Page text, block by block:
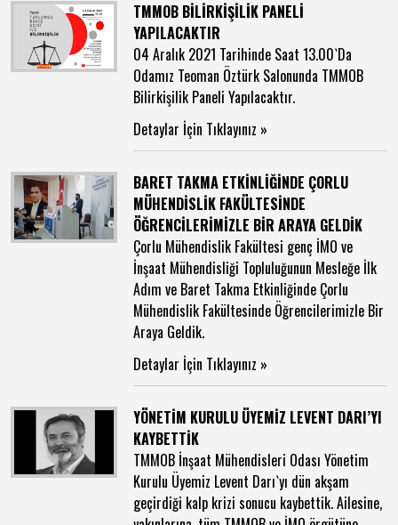
TMMOB BİLİRKİŞİLİK PANELİ
YAPILACAKTIR
04 Aralık 2021 Tarihinde Saat 13.00`Da
Odamız Teoman Öztürk Salonunda TMMOB
Bilirkişilik Paneli Yapılacaktır.
Detaylar İçin Tıklayınız »
BARET TAKMA ETKİNLİĞİNDE ÇORLU
MÜHENDİSLİK FAKÜLTESİNDE
ÖĞRENCİLERİMİZLE BİR ARAYA GELDİK
Çorlu Mühendislik Fakültesi genç İMO ve
İnşaat Mühendisliği Topluluğunun Mesleğe İlk
Adım ve Baret Takma Etkinliğinde Çorlu
Mühendislik Fakültesinde Öğrencilerimizle Bir
Araya Geldik.
Detaylar İçin Tıklayınız »
YÖNETİM KURULU ÜYEMİZ LEVENT DARI’YI
KAYBETTİK
TMMOB İnşaat Mühendisleri Odası Yönetim
Kurulu Üyemiz Levent Darı`yı dün akşam
geçirdiği kalp krizi sonucu kaybettik. Ailesine,